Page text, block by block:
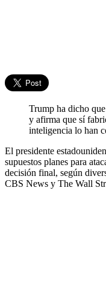
Trump ha dicho
y afirma que sí
inteligencia lo han
El presidente
supuestos planes para
decisión final, según
CBS News y The Wall